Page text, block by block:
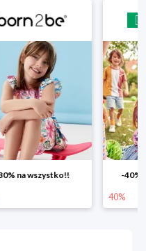
na wszystko!! -40%
40%